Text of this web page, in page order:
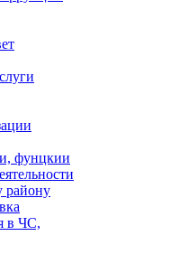
фунцкии
району
в ЧС,